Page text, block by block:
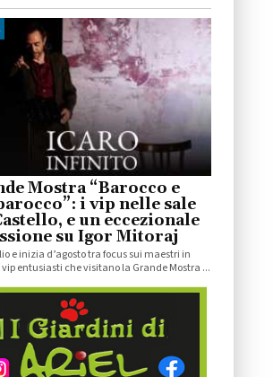
Mostra “Barocco e
i vip nelle sale
e un eccezionale
su Igor Mitoraj
e inizia d’agosto tra focus sui maestri in
entusiasti che visitano la Grande Mostra ...